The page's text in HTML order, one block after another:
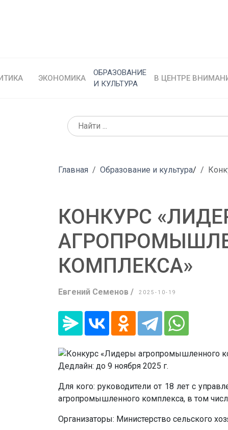
ЭКОНОМИКА
ОБРАЗОВАНИЕ
И КУЛЬТУРА
В ЦЕНТРЕ
Главная Образование и культура/
КОНКУРС
КОМПЛЕКСА»
Евгений Семенов / 2025-10-19
Дедлайн: до 9 ноября 2025 г.
Для кого: руководители от 18 лет с
агропромышленного комплекса, в том
Организаторы: Министерство сельского